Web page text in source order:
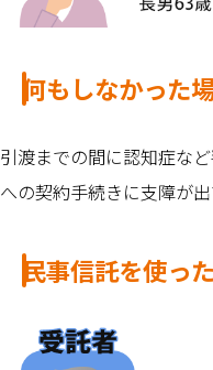
何もしなかった
引渡までの間に認知症な
への契約手続きに支障が
民事信託を使っ